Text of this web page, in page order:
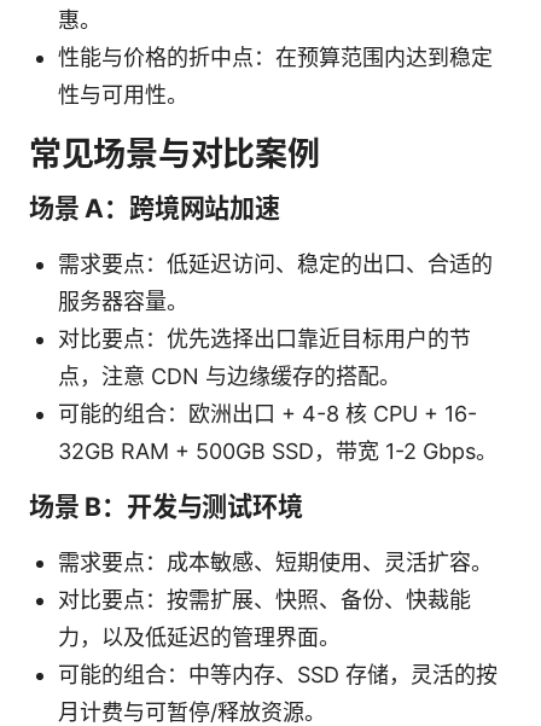
惠。
性能与价格的折中点：在预算范围内达到稳定
性与可用性。
常见场景与对比案例
场景 A：跨境网站加速
需求要点：低延迟访问、稳定的出口、合适的
服务器容量。
对比要点：优先选择出口靠近目标用户的节
点，注意 CDN 与边缘缓存的搭配。
可能的组合：欧洲出口 + 4-8 核 CPU + 16-
32GB RAM + 500GB SSD，带宽 1-2 Gbps。
场景 B：开发与测试环境
需求要点：成本敏感、短期使用、灵活扩容。
对比要点：按需扩展、快照、备份、快裁能
力，以及低延迟的管理界面。
可能的组合：中等内存、SSD 存储，灵活的按
月计费与可暂停/释放资源。